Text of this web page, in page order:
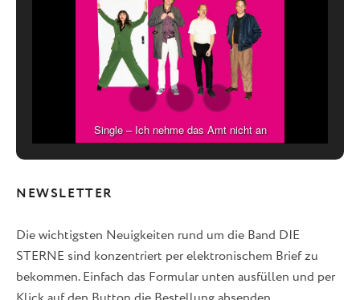
Single – Ich nehme das Amt nicht an
NEWSLETTER
Die wichtigsten Neuigkeiten rund um die Band DIE
STERNE sind konzentriert per elektronischem Brief zu
bekommen. Einfach das Formular unten ausfüllen und per